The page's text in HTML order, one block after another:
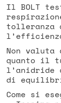
Il BOLT
tolleranza
Non valuta
quanto il
l’anidride
di
Come si